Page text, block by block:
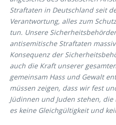
Straftaten in Deutschland seit
Verantwortung, alles zum
tun. Unsere
antisemitische Straftaten
Konsequenz der
auch die Kraft unserer
gemeinsam Hass und Gewalt
müssen zeigen, dass wir fest
Jüdinnen und Juden stehen,
es keine Gleichgültigkeit und